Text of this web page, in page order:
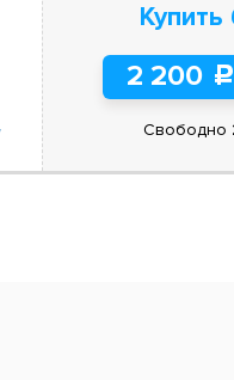
Купить
2 200 c
Свободно